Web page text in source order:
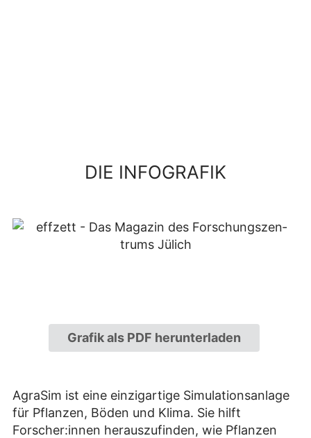
DIE INFOGRAFIK
Grafik als PDF herunterladen
AgraSim ist eine einzigartige Simulationsanlage
für Pflanzen, Böden und Klima. Sie hilft
Forscher:innen herauszufinden, wie Pflanzen